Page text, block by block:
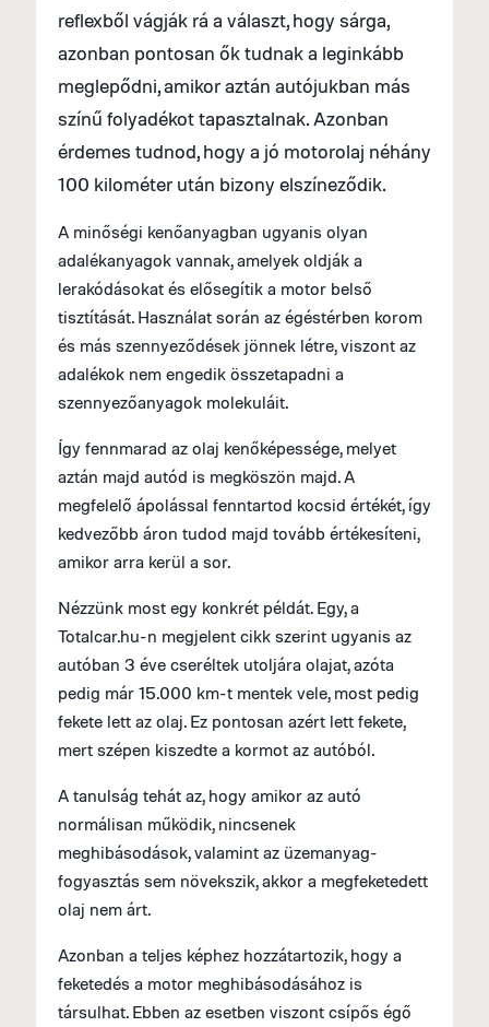
reflexből vágják rá a választ, hogy sárga,
azonban pontosan ők tudnak a leginkább
meglepődni, amikor aztán autójukban más
színű folyadékot tapasztalnak. Azonban
érdemes tudnod, hogy a jó motorolaj néhány
100 kilométer után bizony elszíneződik.
A minőségi kenőanyagban ugyanis olyan
adalékanyagok vannak, amelyek oldják a
lerakódásokat és elősegítik a motor belső
tisztítását. Használat során az égéstérben korom
és más szennyeződések jönnek létre, viszont az
adalékok nem engedik összetapadni a
szennyezőanyagok molekuláit.
Így fennmarad az olaj kenőképessége, melyet
aztán majd autód is megköszön majd. A
megfelelő ápolással fenntartod kocsid értékét, így
kedvezőbb áron tudod majd tovább értékesíteni,
amikor arra kerül a sor.
Nézzünk most egy konkrét példát. Egy, a
Totalcar.hu-n megjelent cikk szerint ugyanis az
autóban 3 éve cseréltek utoljára olajat, azóta
pedig már 15.000 km-t mentek vele, most pedig
fekete lett az olaj. Ez pontosan azért lett fekete,
mert szépen kiszedte a kormot az autóból.
A tanulság tehát az, hogy amikor az autó
normálisan működik, nincsenek
meghibásodások, valamint az üzemanyag-
fogyasztás sem növekszik, akkor a megfeketedett
olaj nem árt.
Azonban a teljes képhez hozzátartozik, hogy a
feketedés a motor meghibásodásához is
társulhat. Ebben az esetben viszont csípős égő